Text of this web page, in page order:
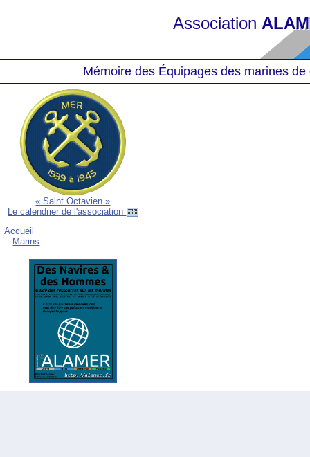
Association
Mémoire des Équipages des marines
« Saint Octavien »
Le calendrier de l'association
Accueil
Marins